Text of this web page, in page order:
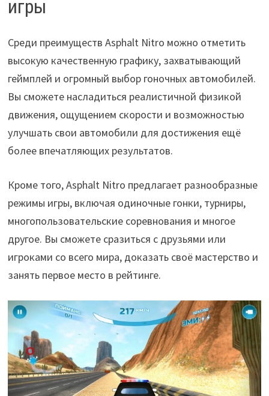
игры
Среди преимуществ Asphalt Nitro можно отметить
высокую качественную графику, захватывающий
геймплей и огромный выбор гоночных автомобилей.
Вы сможете насладиться реалистичной физикой
движения, ощущением скорости и возможностью
улучшать свои автомобили для достижения ещё
более впечатляющих результатов.
Кроме того, Asphalt Nitro предлагает разнообразные
режимы игры, включая одиночные гонки, турниры,
многопользовательские соревнования и многое
другое. Вы сможете сразиться с друзьями или
игроками со всего мира, доказать своё мастерство и
занять первое место в рейтинге.